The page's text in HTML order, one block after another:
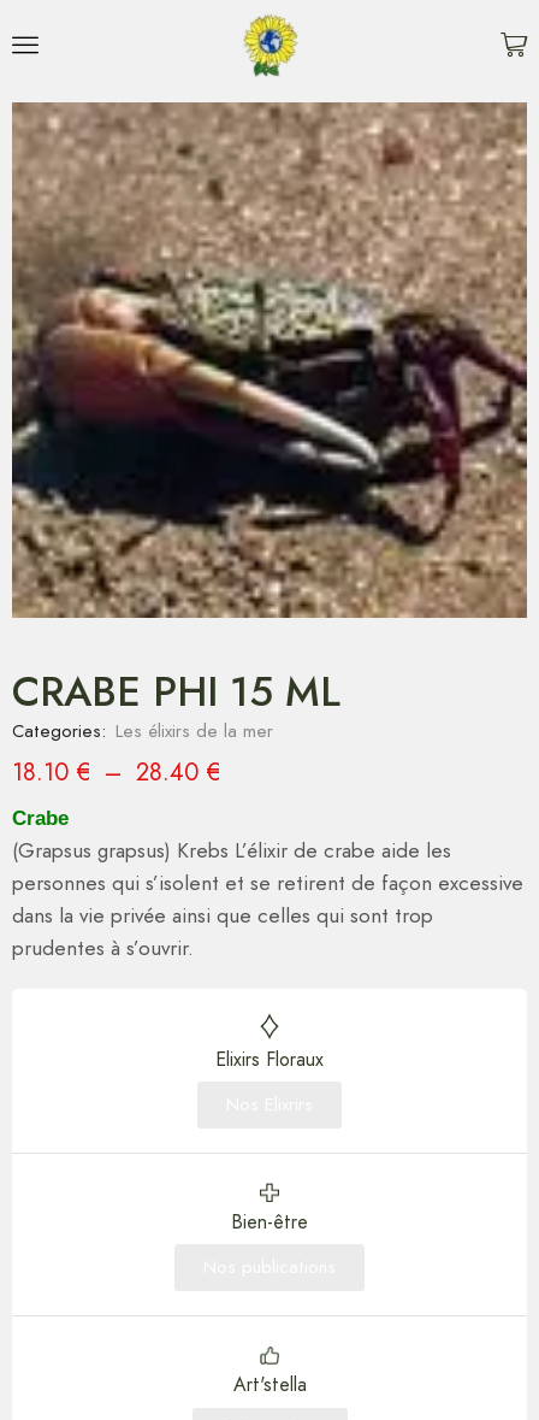
CRABE PHI 15 ML
Categories: Les élixirs de la mer
18.10 € – 28.40 €
Crabe
(Grapsus grapsus) Krebs L’élixir de crabe aide les
personnes qui s’isolent et se retirent de façon excessive
dans la vie privée ainsi que celles qui sont trop
prudentes à s’ouvrir.
Elixirs Floraux
Bien-être
Art'stella